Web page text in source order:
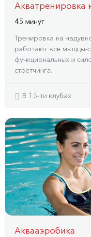
Акватренировка
45 минут
Тренировка на
работают все мыщцы-
функциональных и
стретчинга.
В 15-ти клубах
Аквааэробика